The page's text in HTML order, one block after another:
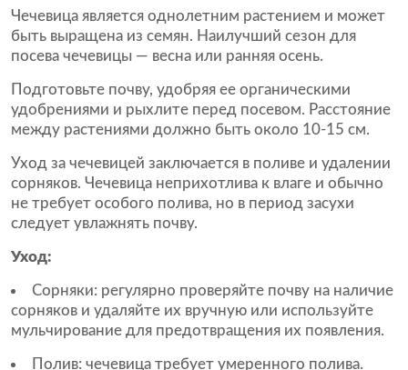
Чечевица является однолетним растением и может
быть выращена из семян. Наилучший сезон для
посева чечевицы — весна или ранняя осень.
Подготовьте почву, удобряя ее органическими
удобрениями и рыхлите перед посевом. Расстояние
между растениями должно быть около 10-15 см.
Уход за чечевицей заключается в поливе и удалении
сорняков. Чечевица неприхотлива к влаге и обычно
не требует особого полива, но в период засухи
следует увлажнять почву.
Уход:
Сорняки: регулярно проверяйте почву на наличие
сорняков и удаляйте их вручную или используйте
мульчирование для предотвращения их появления.
Полив: чечевица требует умеренного полива.